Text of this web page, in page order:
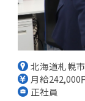
北海道札幌
月給242,000
正社員